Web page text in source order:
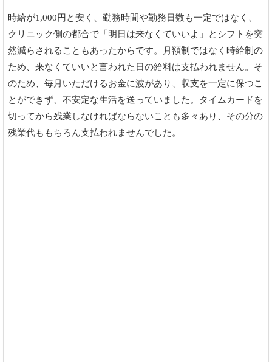
時給が1,000円と安く、勤務時間や勤務日数も一定ではなく、
クリニック側の都合で「明日は来なくていいよ」とシフトを突
然減らされることもあったからです。月額制ではなく時給制の
ため、来なくていいと言われた日の給料は支払われません。そ
のため、毎月いただけるお金に波があり、収支を一定に保つこ
とができず、不安定な生活を送っていました。タイムカードを
切ってから残業しなければならないことも多々あり、その分の
残業代ももちろん支払われませんでした。